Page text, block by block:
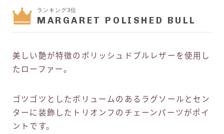
ランキング3位
MARGARET POLISHED BULL
美しい艶が特徴のポリッシュドブルレザーを使用し
たローファー。
ゴツゴツとしたボリュームのあるラグソールとセン
ターに装飾したトリオンフのチェーンパーツがポイ
ントです。